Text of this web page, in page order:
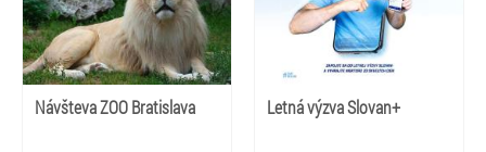
Návšteva ZOO Bratislava Letná výzva Slovan+